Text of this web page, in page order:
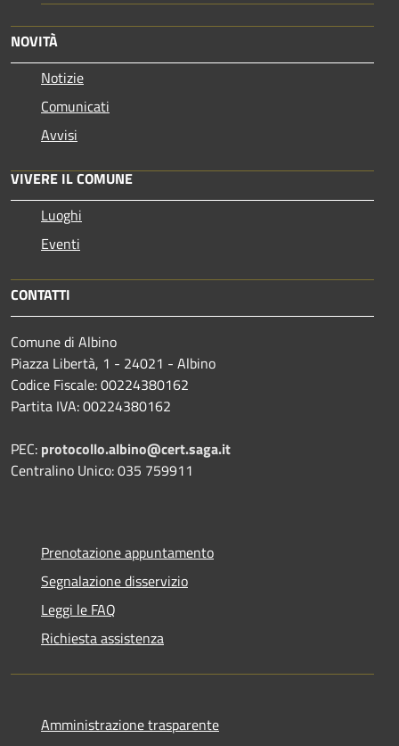
NOVITÀ
Notizie
Comunicati
Avvisi
VIVERE IL COMUNE
Luoghi
Eventi
CONTATTI
Comune di Albino
Piazza Libertà, 1 - 24021 - Albino
Codice Fiscale: 00224380162
Partita IVA: 00224380162
PEC: protocollo.albino@cert.saga.it
Centralino Unico: 035 759911
Prenotazione appuntamento
Segnalazione disservizio
Leggi le FAQ
Richiesta assistenza
Amministrazione trasparente